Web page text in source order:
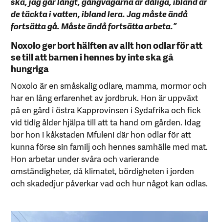
de täckta i vatten, ibland lera. Jag måste ändå
fortsätta gå. Måste ändå fortsätta arbeta.”
Noxolo ger bort hälften av allt hon odlar för att
se till att barnen i hennes by inte ska gå
hungriga
Noxolo är en småskalig odlare, mamma, mormor och
har en lång erfarenhet av jordbruk. Hon är uppväxt
på en gård i östra Kapprovinsen i Sydafrika och fick
vid tidig ålder hjälpa till att ta hand om gården. Idag
bor hon i kåkstaden Mfuleni där hon odlar för att
kunna förse sin familj och hennes samhälle med mat.
Hon arbetar under svåra och varierande
omständigheter, då klimatet, bördigheten i jorden
och skadedjur påverkar vad och hur något kan odlas.